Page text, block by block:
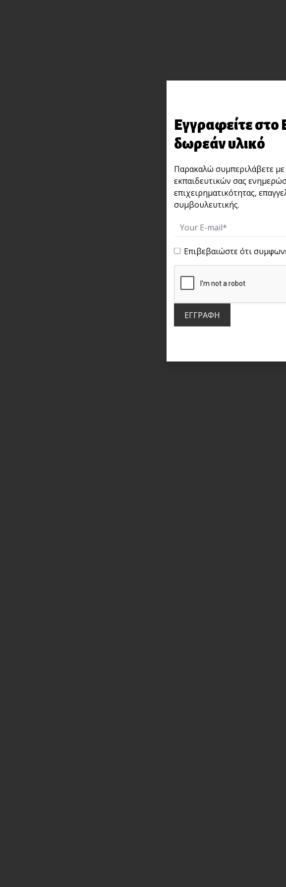
Εγγραφείτε στο
δωρεάν υλικό
Παρακαλώ συμπεριλάβετε
εκπαιδευτικών σας
επιχειρηματικότητας,
συμβουλευτικής.
Επιβεβαιώστε ότι
ΕΓΓΡΑΦΗ